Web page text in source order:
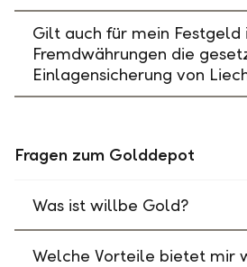
Gilt auch für mein Festgeld
Fremdwährungen die
Einlagensicherung von
Fragen zum Golddepot
Was ist willbe Gold?
Welche Vorteile bietet mir